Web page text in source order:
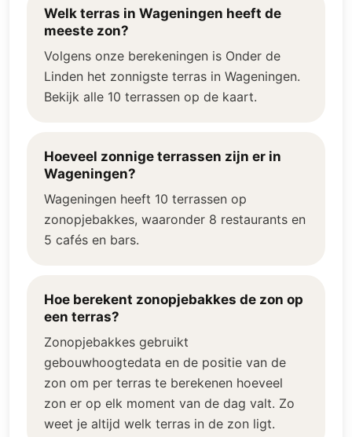
Welk terras in Wageningen heeft de
meeste zon?
Volgens onze berekeningen is Onder de
Linden het zonnigste terras in Wageningen.
Bekijk alle 10 terrassen op de kaart.
Hoeveel zonnige terrassen zijn er in
Wageningen?
Wageningen heeft 10 terrassen op
zonopjebakkes, waaronder 8 restaurants en
5 cafés en bars.
Hoe berekent zonopjebakkes de zon op
een terras?
Zonopjebakkes gebruikt
gebouwhoogtedata en de positie van de
zon om per terras te berekenen hoeveel
zon er op elk moment van de dag valt. Zo
weet je altijd welk terras in de zon ligt.